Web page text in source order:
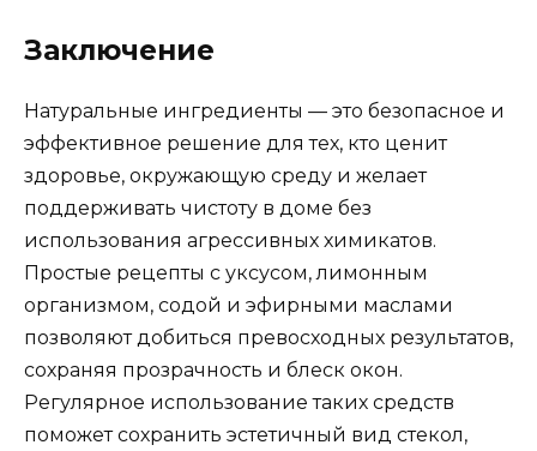
Заключение
Натуральные ингредиенты — это безопасное и
эффективное решение для тех, кто ценит
здоровье, окружающую среду и желает
поддерживать чистоту в доме без
использования агрессивных химикатов.
Простые рецепты с уксусом, лимонным
организмом, содой и эфирными маслами
позволяют добиться превосходных результатов,
сохраняя прозрачность и блеск окон.
Регулярное использование таких средств
поможет сохранить эстетичный вид стекол,